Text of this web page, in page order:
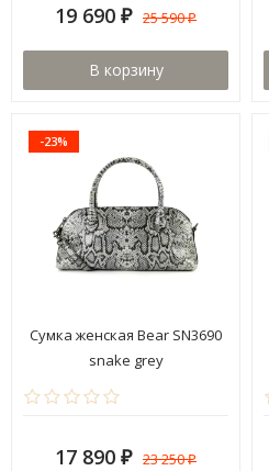
19 690 ₽ 25 590₽
В корзину
-23%
Сумка женская Bear SN3690
snake grey
17 890 ₽ 23 250₽